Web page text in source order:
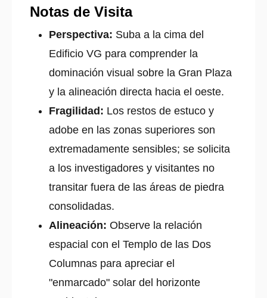
Notas de Visita
Perspectiva: Suba a la cima del
Edificio VG para comprender la
dominación visual sobre la Gran Plaza
y la alineación directa hacia el oeste.
Fragilidad: Los restos de estuco y
adobe en las zonas superiores son
extremadamente sensibles; se solicita
a los investigadores y visitantes no
transitar fuera de las áreas de piedra
consolidadas.
Alineación: Observe la relación
espacial con el Templo de las Dos
Columnas para apreciar el
"enmarcado" solar del horizonte